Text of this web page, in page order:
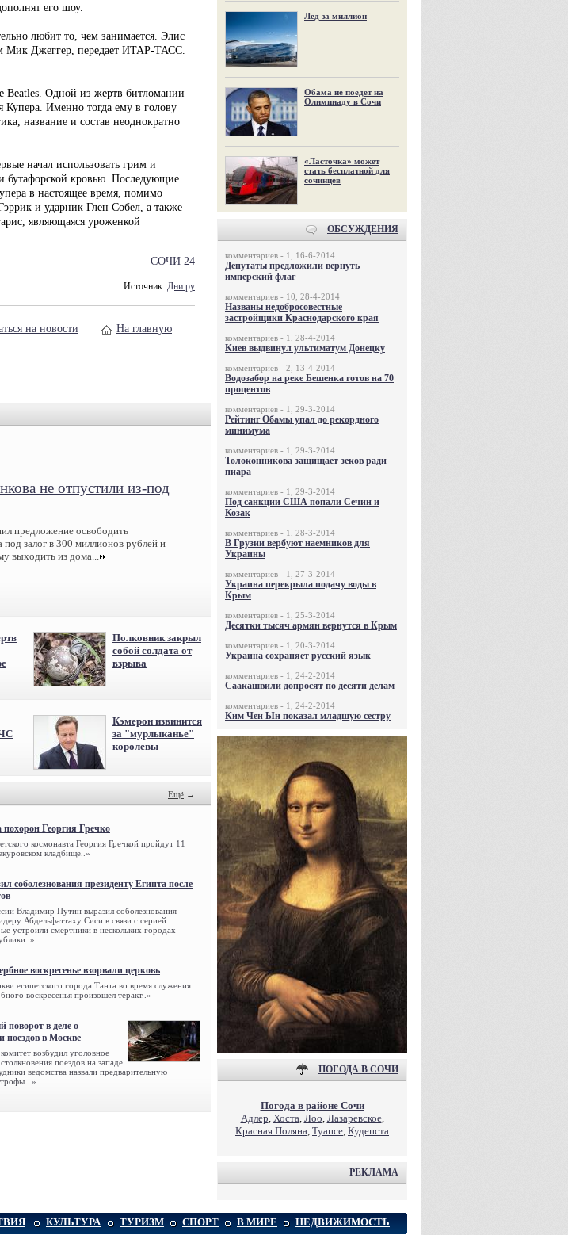
его шоу.
любит то, чем занимается. Элис
Мик Джеггер, передает ИТАР-ТАСС.
Beatles. Одной из жертв битломании
Именно тогда ему в голову
название и состав неоднократно
начал использовать грим и
бутафорской кровью. Последующие
в настоящее время, помимо
и ударник Глен Собел, а также
являющаяся уроженкой
СОЧИ 24
Источник: Дни.ру
на новости На главную
не отпустили из-под
предложение освободить
под залог в 300 миллионов рублей и
выходить из дома...
Полковник закрыл
собой солдата от
взрыва
Кэмерон извинится
за "мурлыканье"
королевы
Ещё →
похорон Георгия Гречко
космонавта Георгия Гречкой пройдут 11
кладбище..»
соболезнования президенту Египта после
Владимир Путин выразил соболезнования
Абдельфаттаху Сиси в связи с серией
устроили смертники в нескольких городах
воскресенье взорвали церковь
египетского города Танта во время служения
воскресенья произошел теракт..»
поворот в деле о
поездов в Москве
возбудил уголовное
поездов на западе
ведомства назвали предварительную
Лед за миллион
Обама не поедет на
Олимпиаду в Сочи
«Ласточка» может
стать бесплатной для
сочинцев
ОБСУЖДЕНИЯ
комментариев - 1, 16-6-2014
Депутаты предложили вернуть
имперский флаг
комментариев - 10, 28-4-2014
Названы недобросовестные
застройщики Краснодарского края
комментариев - 1, 28-4-2014
Киев выдвинул ультиматум Донецку
комментариев - 2, 13-4-2014
Водозабор на реке Бешенка готов на 70
процентов
комментариев - 1, 29-3-2014
Рейтинг Обамы упал до рекордного
минимума
комментариев - 1, 29-3-2014
Толоконникова защищает зеков ради
пиара
комментариев - 1, 29-3-2014
Под санкции США попали Сечин и
Козак
комментариев - 1, 28-3-2014
В Грузии вербуют наемников для
Украины
комментариев - 1, 27-3-2014
Украина перекрыла подачу воды в
Крым
комментариев - 1, 25-3-2014
Десятки тысяч армян вернутся в Крым
комментариев - 1, 20-3-2014
Украина сохраняет русский язык
комментариев - 1, 24-2-2014
Саакашвили допросят по десяти делам
комментариев - 1, 24-2-2014
Ким Чен Ын показал младшую сестру
ПОГОДА В СОЧИ
Погода в районе Сочи
Адлер, Хоста, Лоо, Лазаревское,
Красная Поляна, Туапсе, Кудепста
РЕКЛАМА
КУЛЬТУРА ТУРИЗМ СПОРТ В МИРЕ НЕДВИЖИМОСТЬ